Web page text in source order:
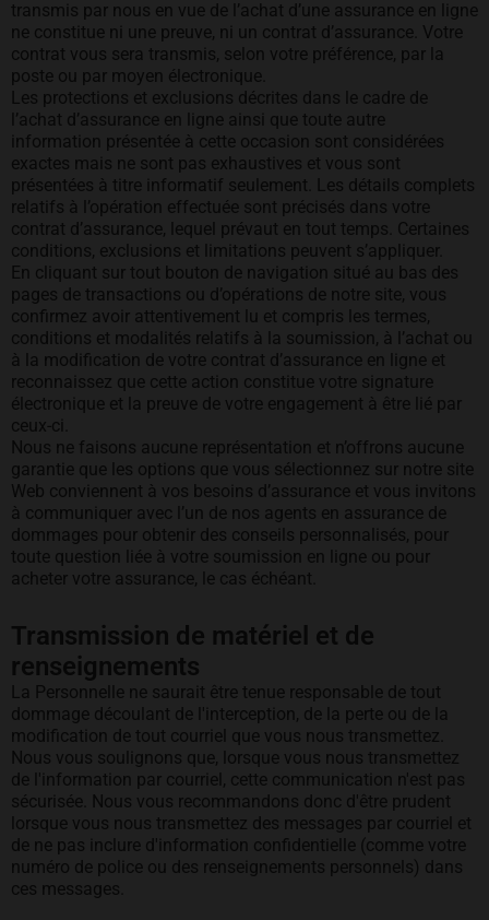
transmis par nous en vue de l’achat d’une assurance en ligne
ne constitue ni une preuve, ni un contrat d’assurance. Votre
contrat vous sera transmis, selon votre préférence, par la
poste ou par moyen électronique.
Les protections et exclusions décrites dans le cadre de
l’achat d’assurance en ligne ainsi que toute autre
information présentée à cette occasion sont considérées
exactes mais ne sont pas exhaustives et vous sont
présentées à titre informatif seulement. Les détails complets
relatifs à l’opération effectuée sont précisés dans votre
contrat d’assurance, lequel prévaut en tout temps. Certaines
conditions, exclusions et limitations peuvent s’appliquer.
En cliquant sur tout bouton de navigation situé au bas des
pages de transactions ou d’opérations de notre site, vous
confirmez avoir attentivement lu et compris les termes,
conditions et modalités relatifs à la soumission, à l’achat ou
à la modification de votre contrat d’assurance en ligne et
reconnaissez que cette action constitue votre signature
électronique et la preuve de votre engagement à être lié par
ceux-ci.
Nous ne faisons aucune représentation et n’offrons aucune
garantie que les options que vous sélectionnez sur notre site
Web conviennent à vos besoins d’assurance et vous invitons
à communiquer avec l’un de nos agents en assurance de
dommages pour obtenir des conseils personnalisés, pour
toute question liée à votre soumission en ligne ou pour
acheter votre assurance, le cas échéant.
Transmission de matériel et de
renseignements
La Personnelle ne saurait être tenue responsable de tout
dommage découlant de l'interception, de la perte ou de la
modification de tout courriel que vous nous transmettez.
Nous vous soulignons que, lorsque vous nous transmettez
de l'information par courriel, cette communication n'est pas
sécurisée. Nous vous recommandons donc d'être prudent
lorsque vous nous transmettez des messages par courriel et
de ne pas inclure d'information confidentielle (comme votre
numéro de police ou des renseignements personnels) dans
ces messages.